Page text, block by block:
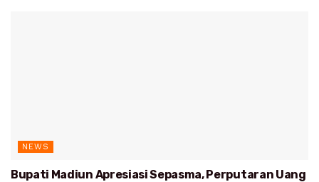
NEWS
Bupati Madiun Apresiasi Sepasma, Perputaran Uang